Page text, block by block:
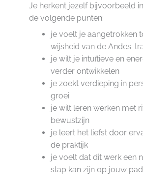
Je herkent jezelf bijvoorbeeld
de volgende punten:
je voelt je aangetrokken
wijsheid van de Andes-
je wilt je intuïtieve en
verder ontwikkelen
je zoekt verdieping in
groei
je wilt leren werken met
bewustzijn
je leert het liefst door
de praktijk
je voelt dat dit werk een
stap kan zijn op jouw pad